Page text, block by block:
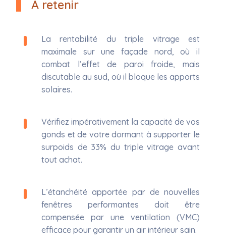
À retenir
La rentabilité du triple vitrage est
maximale sur une façade nord, où il
combat l’effet de paroi froide, mais
discutable au sud, où il bloque les apports
solaires.
Vérifiez impérativement la capacité de vos
gonds et de votre dormant à supporter le
surpoids de 33% du triple vitrage avant
tout achat.
L’étanchéité apportée par de nouvelles
fenêtres performantes doit être
compensée par une ventilation (VMC)
efficace pour garantir un air intérieur sain.